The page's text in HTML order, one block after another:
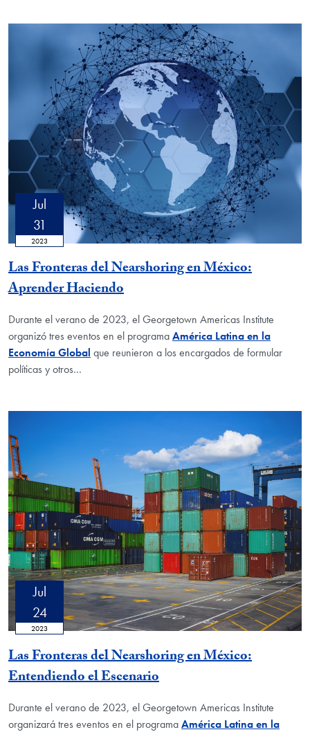
Jul
31
2023
Las Fronteras del Nearshoring en México:
Aprender Haciendo
Durante el verano de 2023, el Georgetown Americas Institute
organizó tres eventos en el programaAmérica Latina en la
Economía Global que reunieron a los encargados de formular
políticas y otros…
Jul
24
2023
Las Fronteras del Nearshoring en México:
Entendiendo el Escenario
Durante el verano de 2023, el Georgetown Americas Institute
organizará tres eventos en el programaAmérica Latina en la